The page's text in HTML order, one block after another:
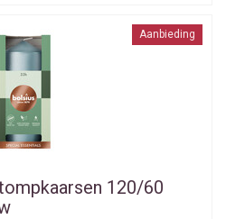
Aanbieding
120/60